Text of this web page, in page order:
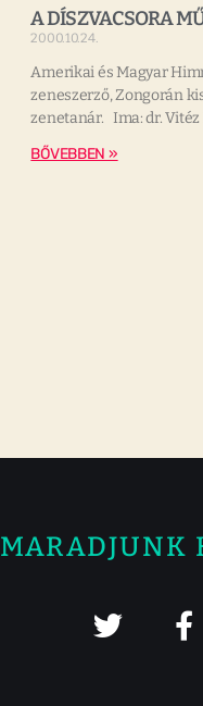
A DÍSZVACSORA
2000.10.24.
Amerikai és Magyar
zeneszerző, Zongorán
zenetanár. Ima: dr.
BŐVEBBEN »
MARADJUNK